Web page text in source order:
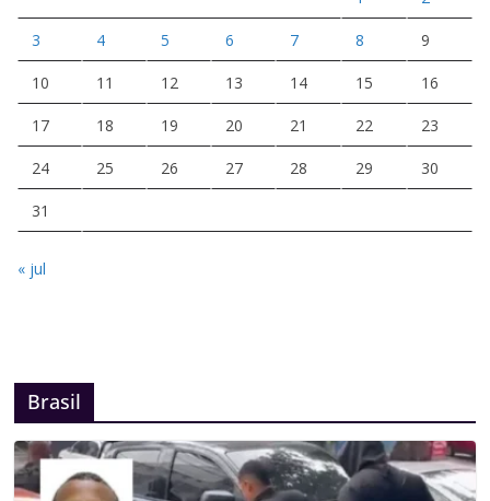
3 4 5 6 7 8 9
10 11 12 13 14 15 16
17 18 19 20 21 22 23
24 25 26 27 28 29 30
31
« jul
Brasil